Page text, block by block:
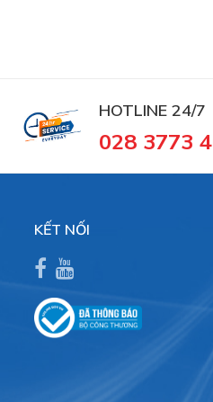
HOTLINE 24/7
028 3773
KẾT NỐI